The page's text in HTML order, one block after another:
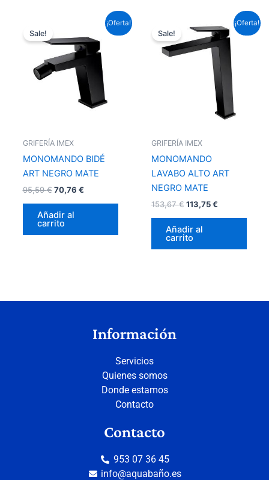
¡Oferta!
Sale!
GRIFERÍA IMEX
MONOMANDO BIDÉ
ART NEGRO MATE
95,59€
original
95,59 €.
70,76 €
precio
actual
es:
70,76 €.
Añadir al
carrito
¡Oferta!
Sale!
GRIFERÍA IMEX
MONOMANDO
LAVABO ALTO ART
NEGRO MATE
153,67€
precio
original
era:
153,67 €.
113,75€
precio
actual
es:
113,75 €.
Añadir al
carrito
Información
Servicios
Quienes somos
Donde estamos
Contacto
Contacto
953 07 36 45
info@aquabaño.es